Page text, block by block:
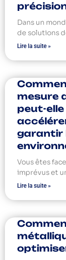
Dans un
de solutions
Lire la suite »
mesure
peut-
garantir
Vous êtes
imprévus et
Lire la suite »